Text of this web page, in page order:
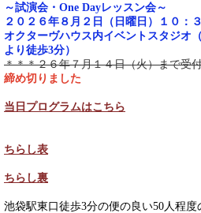
～試演会・ One Dayレッスン会～
２０２６年８月２日（日曜日）１０：
オクターヴハウス内イベントスタジオ（
より徒歩3分）
＊＊＊２６年７月１４日（火）まで
締め切りました
当日プログラムはこちら
ちらし表
ちらし裏
池袋駅東口徒歩3分の便の良い50人程度